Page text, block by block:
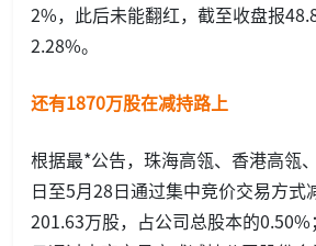
2%，此后未能翻红，截至收盘报
2.28%。
还有1870万股在减持路上
根据最*公告，珠海高瓴、香港高瓴
日至5月28日通过集中竞价交易方式
201.63万股，占公司总股本的